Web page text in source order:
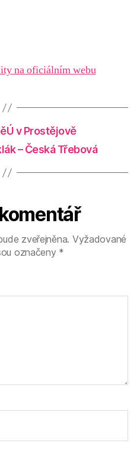
na oficiálním webu
v Prostějově
– Česká Třebová
zveřejněna. Vyžadované
označeny *